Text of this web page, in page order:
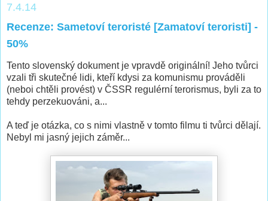
7.4.14
Recenze: Sametoví teroristé [Zamatoví teroristi] -
50%
Tento slovenský dokument je vpravdě originální! Jeho tvůrci
vzali tři skutečné lidi, kteří kdysi za komunismu prováděli
(neboi chtěli provést) v ČSSR regulérní terorismus, byli za to
tehdy perzekuováni, a...
A teď je otázka, co s nimi vlastně v tomto filmu ti tvůrci dělají.
Nebyl mi jasný jejich záměr...